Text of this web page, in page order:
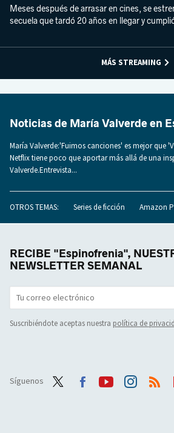
Meses después de arrasar en cines, se
secuela que tardó 20 años en llegar y
MÁS STREAMING
Noticias de María Valverde en
María Valverde:'Fuimos canciones' es mejor que
Netflix tiene poco que aportar más allá de una
Valverde.Entrevista...
OTROS TEMAS: Series de ficción Amazon
RECIBE "Espinofrenia",
NEWSLETTER SEMANAL
Suscribiéndote aceptas nuestra política de
Síguenos